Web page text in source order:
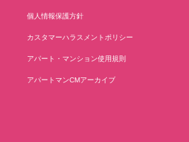
個人情報保護方針
カスタマーハラスメントポリシー
アパート・マンション使用規則
アパートマンCMアーカイブ